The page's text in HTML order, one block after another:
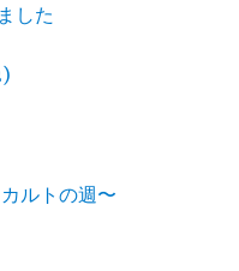
した
ルトの週〜